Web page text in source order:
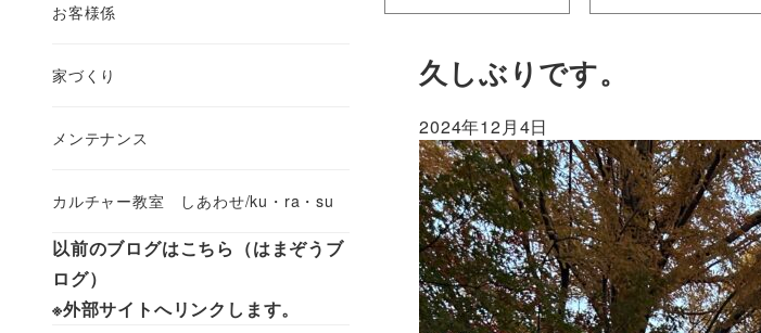
久しぶりです。
2024年12月4日
お客様係
家づくり
メンテナンス
カルチャー教室 しあわせ/ku・ra・su
以前のブログはこちら（はまぞうブ
ログ）
※外部サイトへリンクします。